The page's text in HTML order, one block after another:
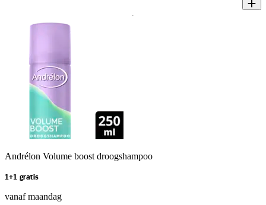
Andrélon Volume boost droogshampoo
1+1 gratis
vanaf maandag